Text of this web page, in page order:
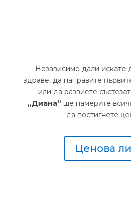
Независимо дали искате
здраве, да направите
или да развиете
„Диана“ ще намерите
да постигнете
Ценова